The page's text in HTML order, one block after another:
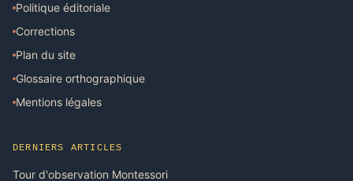
Politique éditoriale
Corrections
Plan du site
Glossaire orthographique
Mentions légales
DERNIERS ARTICLES
Tour d'observation Montessori